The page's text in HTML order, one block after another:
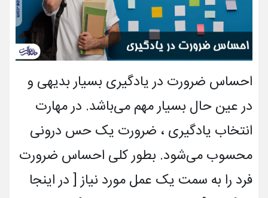
احساس ضرورت در یادگیری بسیار بدیهی و
در عین حال بسیار مهم می‌باشد. در مهارت
انتخاب یادگیری ، ضرورت یک حس درونی
محسوب می‌شود. بطور کلی احساس ضرورت
فرد را به سمت یک عمل مورد نیاز [ در اینجا